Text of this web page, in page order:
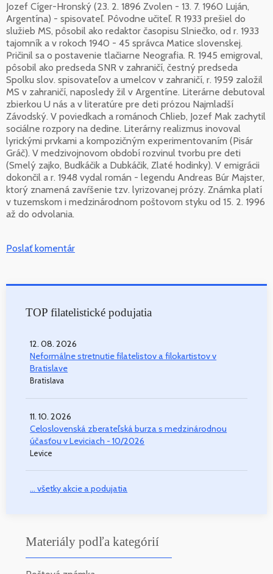
Jozef Cíger-Hronský (23. 2. 1896 Zvolen - 13. 7. 1960 Luján,
Argentína) - spisovateľ. Pôvodne učiteľ. R 1933 prešiel do
služieb MS, pôsobil ako redaktor časopisu Slniečko, od r. 1933
tajomník a v rokoch 1940 - 45 správca Matice slovenskej.
Pričinil sa o postavenie tlačiarne Neografia. R. 1945 emigroval,
pôsobil ako predseda SNR v zahraničí, čestný predseda
Spolku slov. spisovateľov a umelcov v zahraničí, r. 1959 založil
MS v zahraničí, naposledy žil v Argentíne. Literárne debutoval
zbierkou U nás a v literatúre pre deti prózou Najmladší
Závodský. V poviedkach a románoch Chlieb, Jozef Mak zachytil
sociálne rozpory na dedine. Literárny realizmus inovoval
lyrickými prvkami a kompozičným experimentovaním (Pisár
Gráč). V medzivojnovom období rozvinul tvorbu pre deti
(Smelý zajko, Budkáčik a Dubkáčik, Zlaté hodinky). V emigrácii
dokončil a r. 1948 vydal román - legendu Andreas Búr Majster,
ktorý znamená zavŕšenie tzv. lyrizovanej prózy. Známka platí
v tuzemskom i medzinárodnom poštovom styku od 15. 2. 1996
až do odvolania.
Poslať komentár
TOP filatelistické podujatia
12. 08. 2026
Neformálne stretnutie filatelistov a filokartistov v
Bratislave
Bratislava
11. 10. 2026
Celoslovenská zberateľská burza s medzinárodnou
účasťou v Leviciach - 10/2026
Levice
... všetky akcie a podujatia
Materiály podľa kategórií